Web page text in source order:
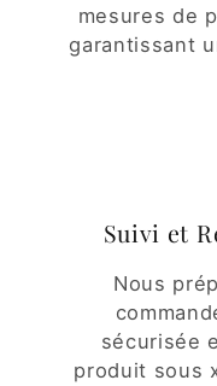
mesures de
garantissant
Suivi et
Nous
sécurisée
produit sous